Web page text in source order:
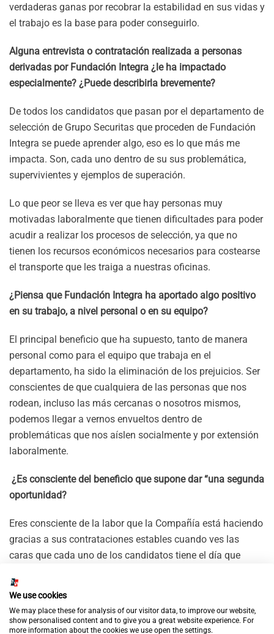
verdaderas ganas por recobrar la estabilidad en sus vidas y
el trabajo es la base para poder conseguirlo.
Alguna entrevista o contratación realizada a personas
derivadas por Fundación Integra ¿le ha impactado
especialmente? ¿Puede describirla brevemente?
De todos los candidatos que pasan por el departamento de
selección de Grupo Securitas que proceden de Fundación
Integra se puede aprender algo, eso es lo que más me
impacta. Son, cada uno dentro de su sus problemática,
supervivientes y ejemplos de superación.
Lo que peor se lleva es ver que hay personas muy
motivadas laboralmente que tienen dificultades para poder
acudir a realizar los procesos de selección, ya que no
tienen los recursos económicos necesarios para costearse
el transporte que les traiga a nuestras oficinas.
¿Piensa que Fundación Integra ha aportado algo positivo
en su trabajo, a nivel personal o en su equipo?
El principal beneficio que ha supuesto, tanto de manera
personal como para el equipo que trabaja en el
departamento, ha sido la eliminación de los prejuicios. Ser
conscientes de que cualquiera de las personas que nos
rodean, incluso las más cercanas o nosotros mismos,
podemos llegar a vernos envueltos dentro de
problemáticas que nos aíslen socialmente y por extensión
laboralmente.
¿Es consciente del beneficio que supone dar “una segunda
oportunidad?
Eres consciente de la labor que la Compañía está haciendo
gracias a sus contrataciones estables cuando ves las
caras que cada uno de los candidatos tiene el día que
realmente te hacen consciente de la labor que Grupo
empleo está suponiendo para ellos.
We use cookies
We may place these for analysis of our visitor data, to improve our website,
show personalised content and to give you a great website experience. For
more information about the cookies we use open the settings.